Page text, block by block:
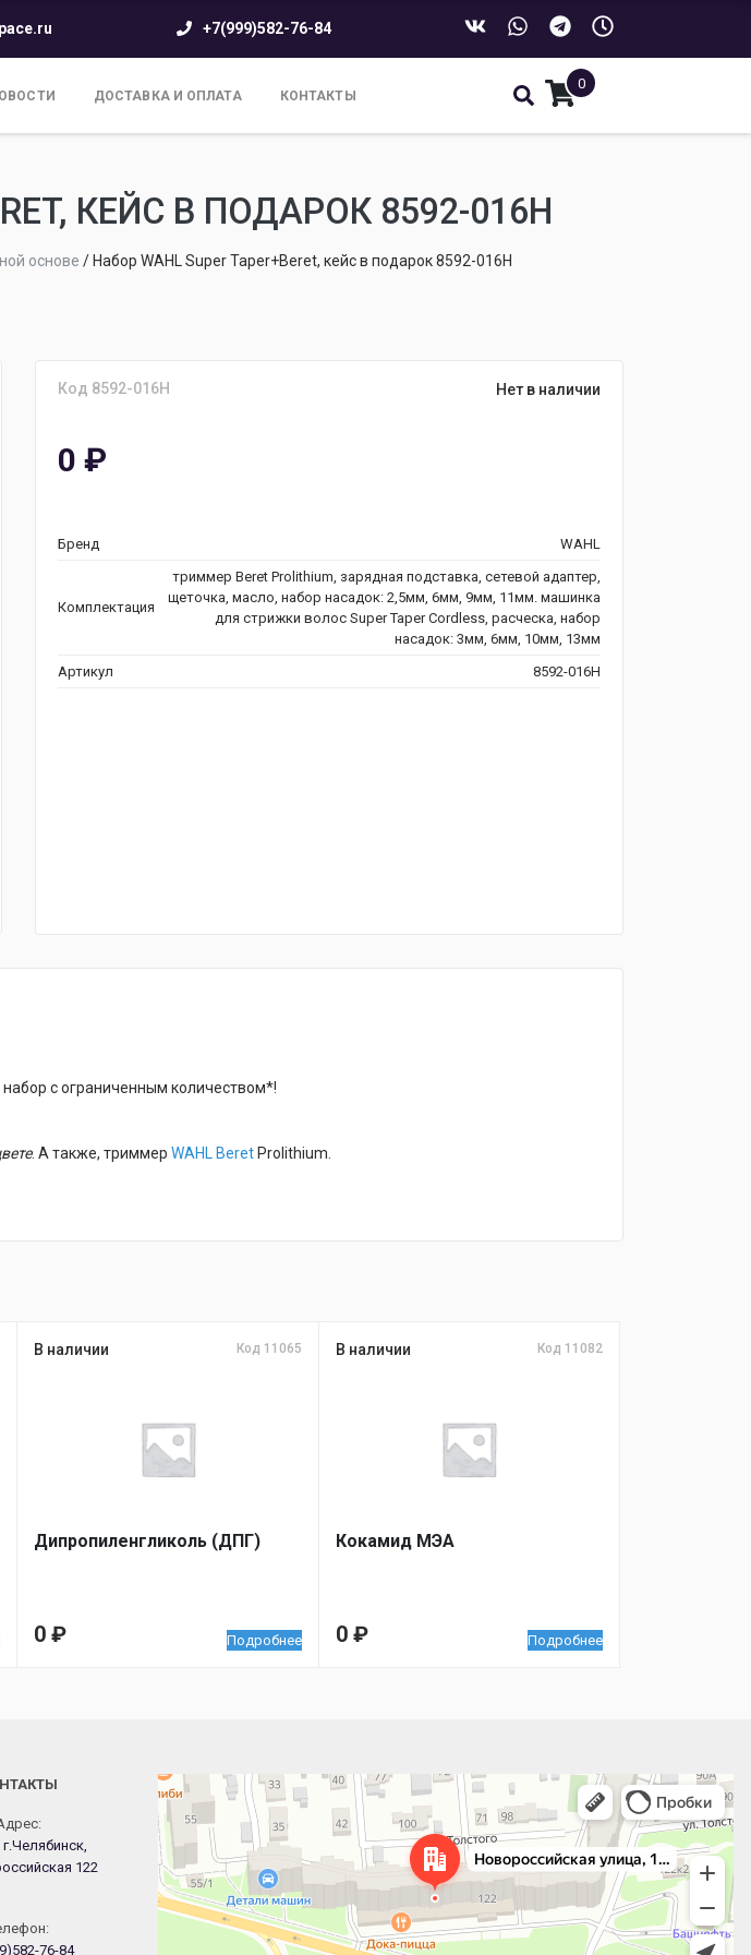
+7(999)582-76-84
ДОСТАВКА И ОПЛАТА КОНТАКТЫ
0
КЕЙС В ПОДАРОК 8592-016H
основе / Набор WAHL Super Taper+Beret, кейс в подарок 8592-016H
Код 8592-016H Нет в наличии
0 ₽
Бренд WAHL
Комплектация
триммер Beret Prolithium, зарядная подставка, сетевой адаптер,
щеточка, масло, набор насадок: 2,5мм, 6мм, 9мм, 11мм. машинка
для стрижки волос Super Taper Cordless, расческа, набор
насадок: 3мм, 6мм, 10мм, 13мм
Артикул
8592-016H
с ограниченным количеством*!
. А также, триммер WAHL Beret Prolithium.
В наличии Код 11065
Дипропиленгликоль (ДПГ)
0 ₽ Подробнее
В наличии Код 11082
Кокамид МЭА
0 ₽ Подробнее
г.Челябинск,
122
76-84
Челябинск
Новороссийская улица, 122 — Яндекс.Карты